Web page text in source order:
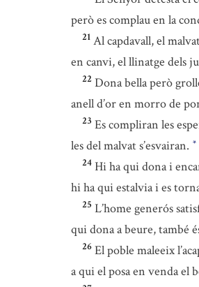
però es complau en la
21 Al capdavall, el
en canvi, el llinatge dels
22 Dona bella però
anell d’or en morro de
23 Es compliran les
les del malvat s’esvairan. *
24 Hi ha qui dona i
hi ha qui estalvia i es
25 L’home generós
qui dona a beure, també
26 El poble maleeix
a qui el posa en venda el